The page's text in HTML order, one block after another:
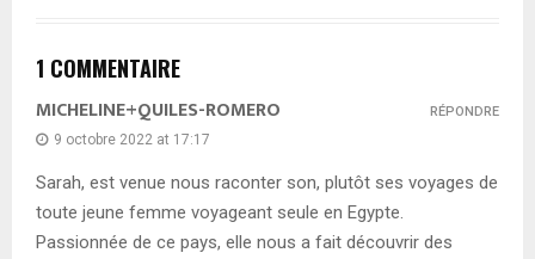
1 COMMENTAIRE
MICHELINE+QUILES-ROMERO
9 octobre 2022 at 17:17
Sarah, est venue nous raconter son, plutôt ses voyages de
toute jeune femme voyageant seule en Egypte.
Passionnée de ce pays, elle nous a fait découvrir des
RÉPONDRE